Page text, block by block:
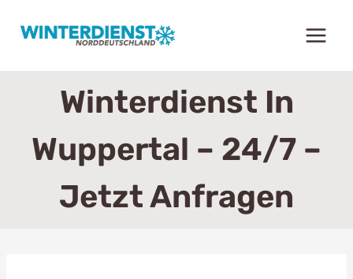
Inhalt
Winterdienst In
Wuppertal – 24/7 –
Jetzt Anfragen